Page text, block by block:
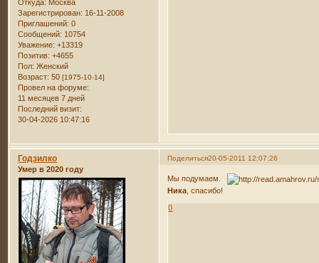
Откуда: Москва
Зарегистрирован: 16-11-2008
Приглашений: 0
Сообщений: 10754
Уважение: +13319
Позитив: +4655
Пол: Женский
Возраст: 50[1975-10-14]
Провел на форуме:
11 месяцев 7 дней
Последний визит:
30-04-2026 10:47:16
Поделиться20-05-2011 12:07:26
Годзилко
Умер в 2020 году
Мы подумаем.
Ника , спасибо!
0